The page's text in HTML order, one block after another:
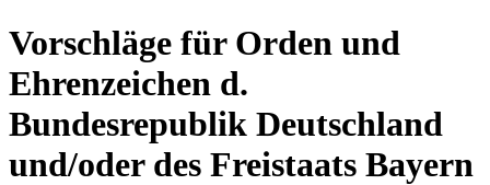
Vorschläge für Orden und
Ehrenzeichen d.
Bundesrepublik Deutschland
und/oder des Freistaats Bayern